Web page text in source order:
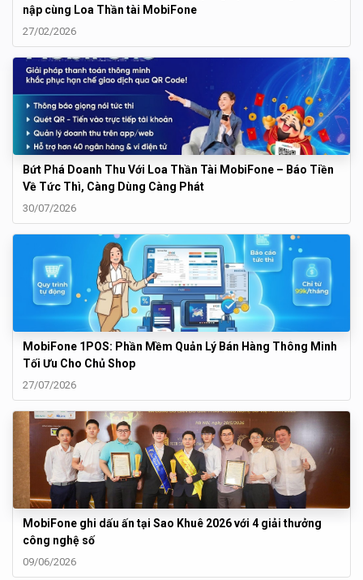
nập cùng Loa Thần tài MobiFone
27/02/2026
Bứt Phá Doanh Thu Với Loa Thần Tài MobiFone – Báo Tiền
Về Tức Thì, Càng Dùng Càng Phát
30/07/2026
MobiFone 1POS: Phần Mềm Quản Lý Bán Hàng Thông Minh
Tối Ưu Cho Chủ Shop
27/07/2026
MobiFone ghi dấu ấn tại Sao Khuê 2026 với 4 giải thưởng
công nghệ số
09/06/2026